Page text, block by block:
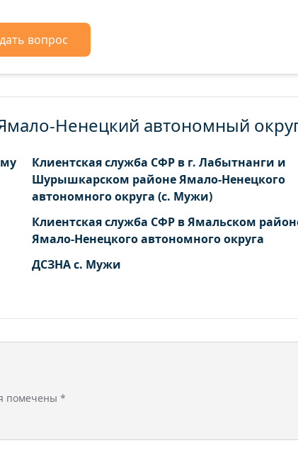
вопрос
Ненецкий автономный
Клиентская служба СФР в г. Лабытнанги и
Шурышкарском районе Ямало-Ненецкого
автономного округа (с. Мужи)
Клиентская служба СФР в Ямальском
Ямало-Ненецкого автономного округа
ДСЗНА с. Мужи
помечены *